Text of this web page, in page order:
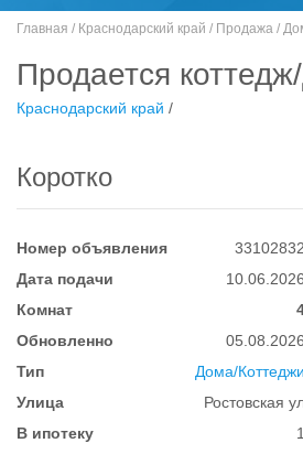
Главная / Краснодарский край / Продажа /
Продается
Краснодарский край /
Коротко
Номер объявления
33102832
Дата подачи
10.06.2026
Комнат
Обновленно
05.08.2026
Тип
Дома/Коттеджи
Улица
Ростовская
В ипотеку
1